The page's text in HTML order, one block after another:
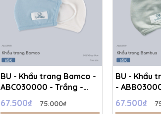
BU - Khẩu trang Bamco -
ABC030000 - Trắng -
Blue - Free size -
SS26.T4C
67.500₫ 75.000₫
BU - Khẩu
-
- Free size -
67.500₫